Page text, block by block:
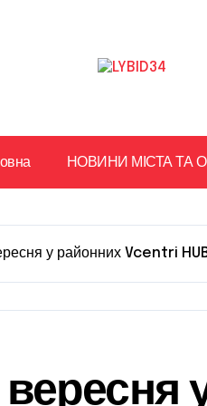
НОВИНИ МІСТА ТА
у районних Vcentri